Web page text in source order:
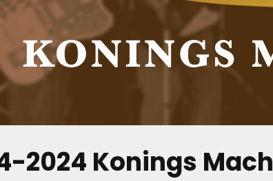
2024 Konings Mach